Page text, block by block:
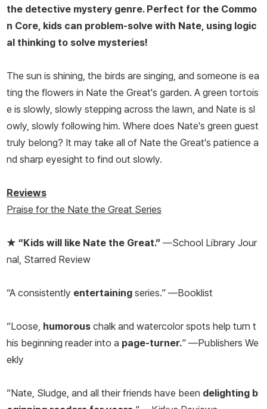
the detective mystery genre. Perfect for the Commo
n Core, kids can problem-solve with Nate, using logic
al thinking to solve mysteries!
The sun is shining, the birds are singing, and someone is ea
ting the flowers in Nate the Great's garden. A green tortois
e is slowly, slowly stepping across the lawn, and Nate is sl
owly, slowly following him. Where does Nate's green guest
truly belong? It may take all of Nate the Great's patience a
nd sharp eyesight to find out slowly.
Reviews
Praise for the Nate the Great Series
★ “Kids will like Nate the Great.” —School Library Jour
nal, Starred Review
“A consistently entertaining series.” —Booklist
“Loose, humorous chalk and watercolor spots help turn t
his beginning reader into a page-turner.” —Publishers We
ekly
“Nate, Sludge, and all their friends have been delighting b